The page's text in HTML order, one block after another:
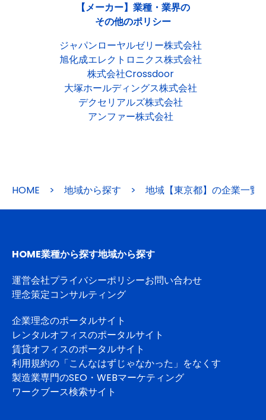
【メーカー】業種・業界の
その他のポリシー
ジャパンローヤルゼリー株式会社
旭化成エレクトロニクス株式会社
株式会社Crossdoor
大塚ホールディングス株式会社
デクセリアルズ株式会社
アンファー株式会社
HOME > 地域から探す > 地域【東京都】の企業一覧
HOME業種から探す地域から探す
運営会社プライバシーポリシーお問い合わせ
理念策定コンサルティング
企業理念のポータルサイト
レンタルオフィスのポータルサイト
賃貸オフィスのポータルサイト
利用規約の「こんなはずじゃなかった」をなくす
製造業専門のSEO・WEBマーケティング
ワークブース検索サイト